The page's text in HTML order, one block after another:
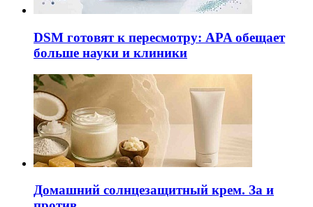
DSM готовят к пересмотру: APA обещает
больше науки и клиники
Домашний солнцезащитный крем. За и